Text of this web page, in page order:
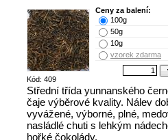
Kód: 409
Ceny za balení:
100g
50g
10g
vzorek zdarma
Střední třída yunnanského
čaje výběrové kvality. Nálev
vyvážené, výborné, plné,
nasládlé chuti s lehkým
hořké čokolády.